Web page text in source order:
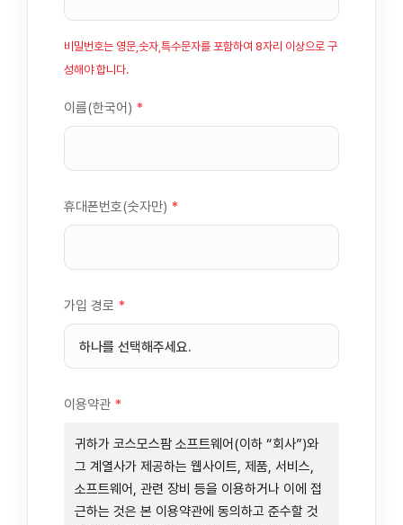
비밀번호는 영문,숫자,특수문자를 포함하여 8자리 이상으로 구
성해야 합니다.
이름(한국어) *
휴대폰번호(숫자만) *
가입 경로 *
이용약관 *
귀하가 코스모스팜 소프트웨어(이하 “회사”)와
그 계열사가 제공하는 웹사이트, 제품, 서비스,
소프트웨어, 관련 장비 등을 이용하거나 이에 접
근하는 것은 본 이용약관에 동의하고 준수할 것